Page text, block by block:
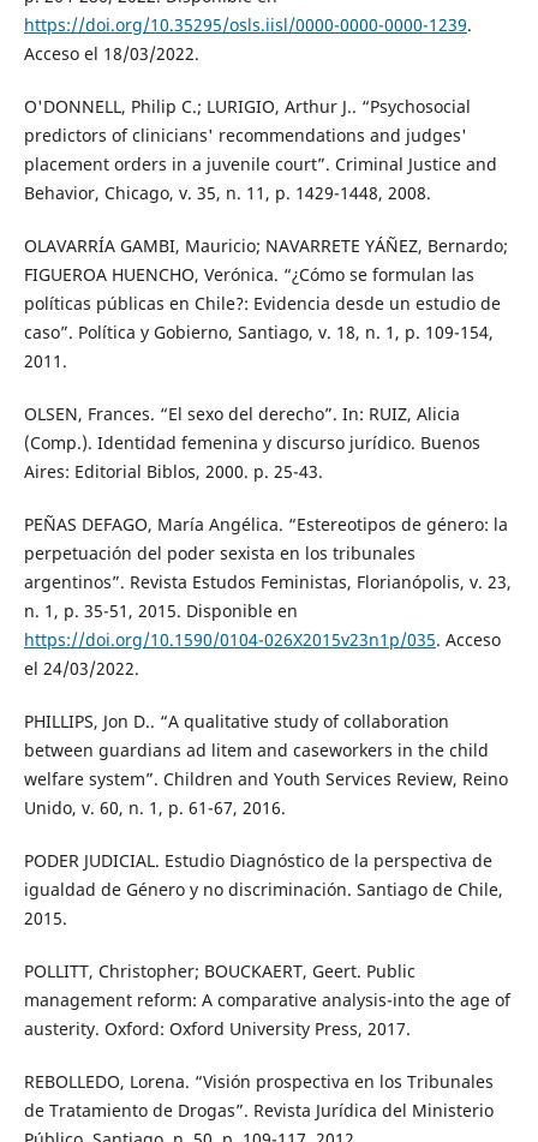
https://doi.org/10.35295/osls.iisl/0000-0000-0000-1239.
Acceso el 18/03/2022.
O'DONNELL, Philip C.; LURIGIO, Arthur J.. “Psychosocial
predictors of clinicians' recommendations and judges'
placement orders in a juvenile court”. Criminal Justice and
Behavior, Chicago, v. 35, n. 11, p. 1429-1448, 2008.
OLAVARRÍA GAMBI, Mauricio; NAVARRETE YÁÑEZ, Bernardo;
FIGUEROA HUENCHO, Verónica. “¿Cómo se formulan las
políticas públicas en Chile?: Evidencia desde un estudio de
caso”. Política y Gobierno, Santiago, v. 18, n. 1, p. 109-154,
2011.
OLSEN, Frances. “El sexo del derecho”. In: RUIZ, Alicia
(Comp.). Identidad femenina y discurso jurídico. Buenos
Aires: Editorial Biblos, 2000. p. 25-43.
PEÑAS DEFAGO, María Angélica. “Estereotipos de género: la
perpetuación del poder sexista en los tribunales
argentinos”. Revista Estudos Feministas, Florianópolis, v. 23,
n. 1, p. 35-51, 2015. Disponible en
https://doi.org/10.1590/0104-026X2015v23n1p/035. Acceso
el 24/03/2022.
PHILLIPS, Jon D.. “A qualitative study of collaboration
between guardians ad litem and caseworkers in the child
welfare system”. Children and Youth Services Review, Reino
Unido, v. 60, n. 1, p. 61-67, 2016.
PODER JUDICIAL. Estudio Diagnóstico de la perspectiva de
igualdad de Género y no discriminación. Santiago de Chile,
2015.
POLLITT, Christopher; BOUCKAERT, Geert. Public
management reform: A comparative analysis-into the age of
austerity. Oxford: Oxford University Press, 2017.
REBOLLEDO, Lorena. “Visión prospectiva en los Tribunales
de Tratamiento de Drogas”. Revista Jurídica del Ministerio